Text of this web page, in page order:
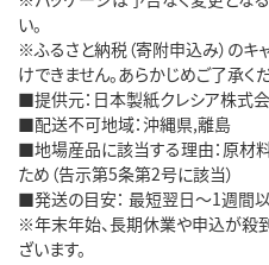
い。
※ふるさと納税（寄附申込み）のキ
けできません。あらかじめご了承く
■提供元：日本製紙クレシア株式
■配送不可地域：沖縄県,離島
■地場産品に該当する理由：原材
ため（告示第5条第2号に該当）
■発送の目安： 最短翌日～1週間
※年末年始、長期休業や申込が殺
ざいます。